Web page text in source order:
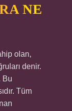
NE
olan,
denir.
Bu
Tüm